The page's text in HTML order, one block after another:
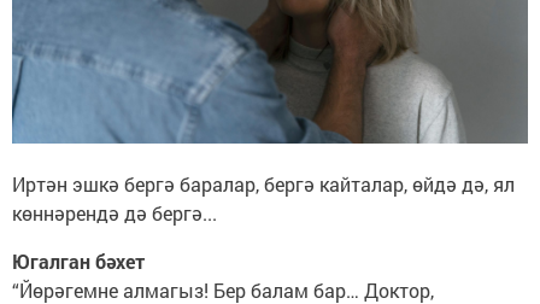
Иртән эшкә бергә баралар, бергә кайталар, өйдә дә, ял
көннәрендә дә бергә...
Югалган бәхет
“Йөрәгемне алмагыз! Бер балам бар… Доктор,